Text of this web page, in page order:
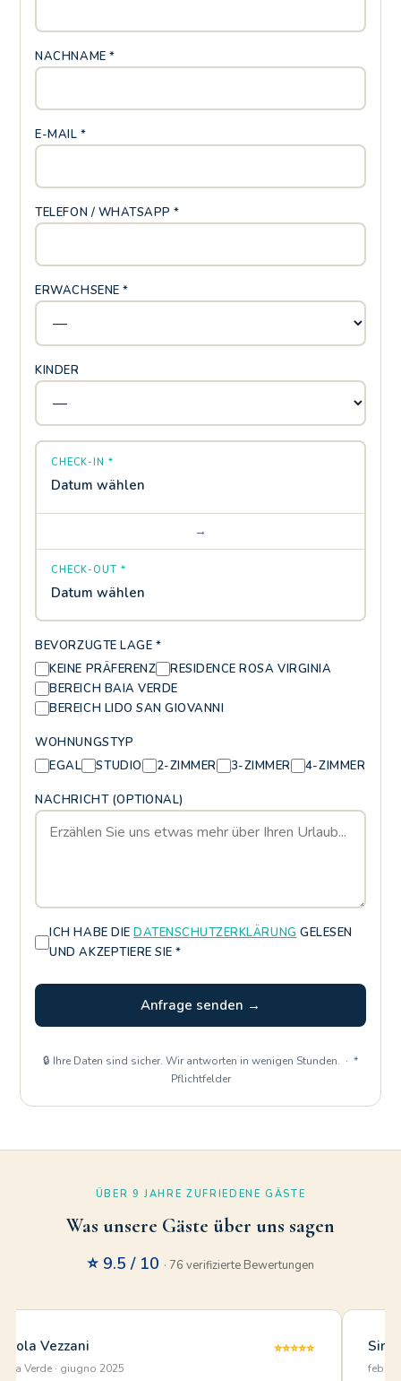
NACHNAME *
E-MAIL *
TELEFON / WHATSAPP *
ERWACHSENE *
KINDER
CHECK-IN *
Datum wählen
→
CHECK-OUT *
Datum wählen
BEVORZUGTE LAGE *
KEINE PRÄFERENZ
RESIDENCE ROSA VIRGINIA
BEREICH BAIA VERDE
BEREICH LIDO SAN GIOVANNI
WOHNUNGSTYP
EGAL
STUDIO 2-ZIMMER 3-ZIMMER 4-ZIMMER
NACHRICHT (OPTIONAL)
ICH HABE DIEDATENSCHUTZERKLÄRUNG GELESEN
UND AKZEPTIERE SIE *
Anfrage senden →
🔒 Ihre Daten sind sicher. Wir antworten in wenigen Stunden. · *
Pflichtfelder
ÜBER 9 JAHRE ZUFRIEDENE GÄSTE
Was unsere Gäste über uns sagen
⭐ 9.5 / 10 · 76 verifizierte Bewertungen
Paola Vezzani
Baia Verde · giugno 2025
⭐⭐⭐⭐⭐